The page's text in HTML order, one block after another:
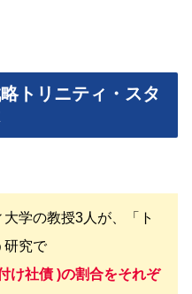
トリニティ・スタ
学の教授3人が、「ト
研究で
け社債 )の割合をそれぞ